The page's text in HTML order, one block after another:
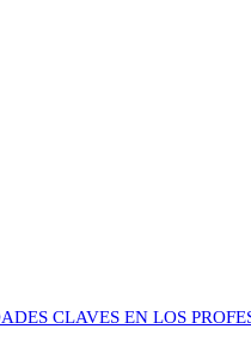
CLAVES EN LOS